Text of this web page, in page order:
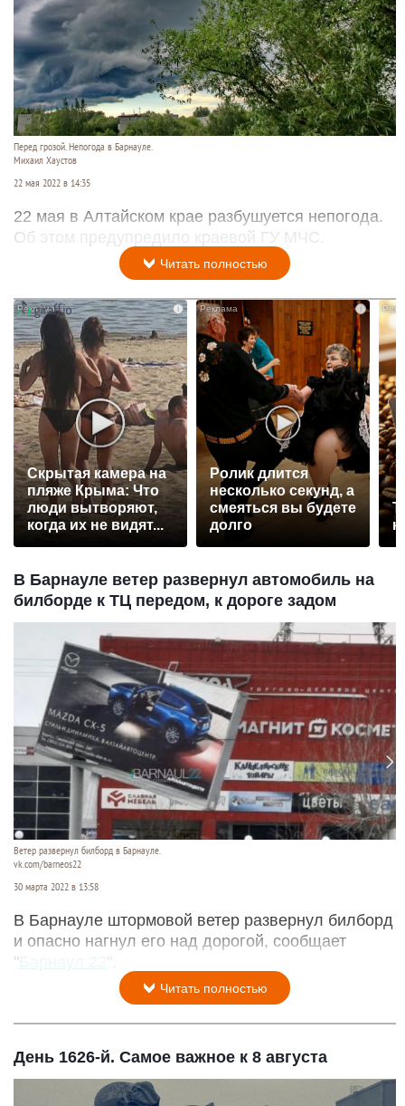
Перед грозой. Непогода в Барнауле.
Михаил Хаустов
22 мая 2022 в 14:35
22 мая в Алтайском крае разбушуется непогода.
Об этом предупредило краевой ГУ МЧС.
Читать полностью
i
Скрытая камера на
пляже Крыма: Что
люди вытворяют,
когда их не видят...
Ролик длится
несколько секунд, а
смеяться вы будете
долго
В Барнауле ветер развернул автомобиль на
билборде к ТЦ передом, к дороге задом
Ветер развернул билборд в Барнауле.
vk.com/barneos22
30 марта 2022 в 13:58
В Барнауле штормовой ветер развернул билборд
и опасно нагнул его над дорогой, сообщает
"Барнаул 22 ".
Читать полностью
День 1626-й. Самое важное к 8 августа